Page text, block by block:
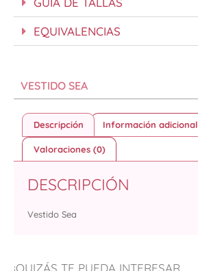
EQUIVALENCIAS
¡QUIZÁS TE PUEDA INTERESAR...
VESTIDO SEA
Descripción Información adicional
Valoraciones (0)
DESCRIPCIÓN
Vestido Sea